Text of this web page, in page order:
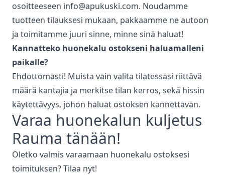
osoitteeseen info@apukuski.com. Noudamme
tuotteen tilauksesi mukaan, pakkaamme ne autoon
ja toimitamme juuri sinne, minne sinä haluat!
Kannatteko huonekalu ostokseni haluamalleni
paikalle?
Ehdottomasti! Muista vain valita tilatessasi riittävä
määrä kantajia ja merkitse tilan kerros, sekä hissin
käytettävyys, johon haluat ostoksen kannettavan.
Varaa huonekalun kuljetus
Rauma tänään!
Oletko valmis varaamaan huonekalu ostoksesi
toimituksen? Tilaa nyt!